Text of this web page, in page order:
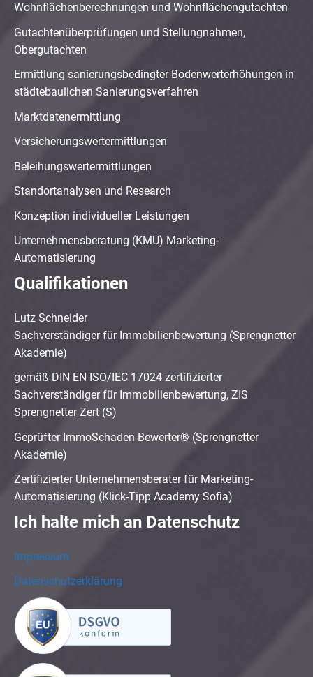
Wohnflächenberechnungen und Wohnflächengutachten
Gutachtenüberprüfungen und Stellungnahmen,
Obergutachten
Ermittlung sanierungsbedingter Bodenwerterhöhungen in
städtebaulichen Sanierungsverfahren
Marktdatenermittlung
Versicherungswertermittlungen
Beleihungswertermittlungen
Standortanalysen und Research
Konzeption individueller Leistungen
Unternehmensberatung (KMU) Marketing-
Automatisierung
Qualifikationen
Lutz Schneider
Sachverständiger für Immobilienbewertung (Sprengnetter
Akademie)
gemäß DIN EN ISO/IEC 17024 zertifizierter
Sachverständiger für Immobilienbewertung, ZIS
Sprengnetter Zert (S)
Geprüfter ImmoSchaden-Bewerter® (Sprengnetter
Akademie)
Zertifizierter Unternehmensberater für Marketing-
Automatisierung (Klick-Tipp Academy Sofia)
Ich halte mich an Datenschutz
Impressum
Datenschutzerklärung